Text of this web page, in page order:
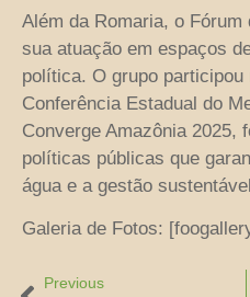
Além da Romaria, o
sua atuação em espaços
política. O grupo participou
Conferência Estadual do
Converge Amazônia 2025,
políticas públicas que
água e a gestão
Galeria de Fotos:
Previous